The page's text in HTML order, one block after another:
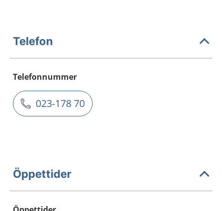
Telefon
Telefonnummer
023-178 70
Öppettider